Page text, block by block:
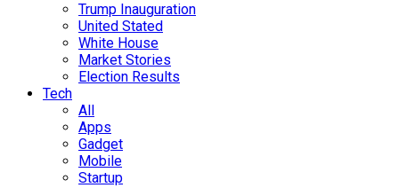
Trump Inauguration
United Stated
White House
Market Stories
Election Results
Tech
All
Apps
Gadget
Mobile
Startup